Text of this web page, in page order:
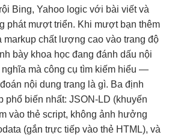
Bing, Yahoo logic với bài viếtvà
phát mượttriển. Khi mượtbạn thêm
markup chất lượng cao vào trang độ
bày khoa học đang đánh dấu nội
mà công cụ tìm kiếm hiểu —
nội dung trang là gì. Ba định
phổ biến nhất: JSON-LD (khuyến
vào thẻ script, không ảnh hưởng
(gắn trực tiếp vào thẻ HTML), và